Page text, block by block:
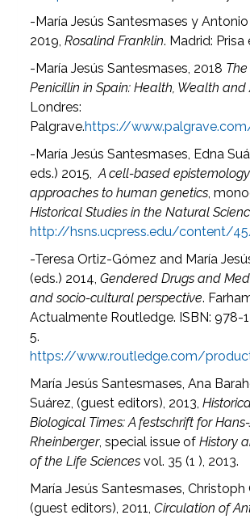
-María Jesús Santesmases y
2019,Rosalind Franklin. Madrid: Prisa
-María Jesús Santesmases, 2018
Penicillin in Spain: Health, Wealth and
Londres:
Palgrave.https://
-María Jesús Santesmases, Edna
eds.) 2015,A cell-based
approaches to human genetics,
Historical Studies in the Natural
http://hsns.ucpress.edu/content/
-Teresa Ortiz-Gómez and María
(eds.) 2014,Gendered Drugs and
and socio-cultural perspective.
Actualmente Routledge. ISBN: 978-
5.
https://www.routledge.com/
María Jesús Santesmases, Ana
Suárez, (guest editors), 2013,
Biological Times: A festschrift for
Rheinberger, special issue ofHistory
of the Life Sciencesvol. 35 (1 ), 2013.
María Jesús Santesmases, Christoph
(guest editors), 2011,Circulation of